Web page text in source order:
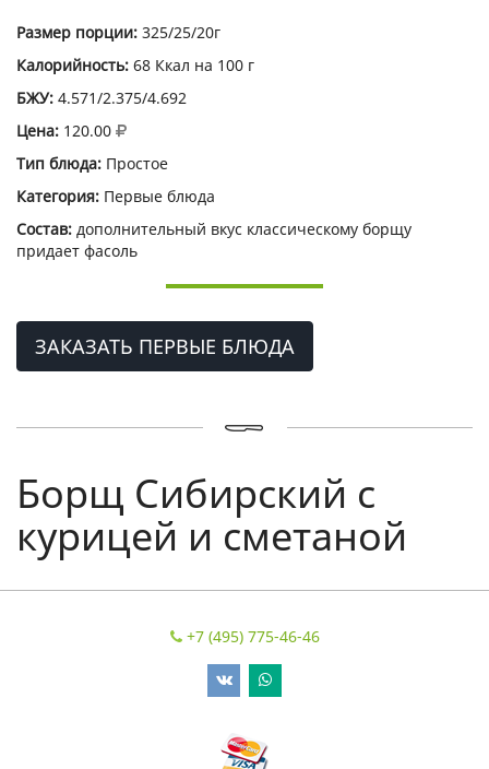
Размер порции: 325/25/20г
Калорийность: 68 Ккал на 100 г
БЖУ: 4.571/2.375/4.692
Цена: 120.00
Тип блюда: Простое
Категория: Первые блюда
Состав: дополнительный вкус классическому борщу
придает фасоль
ЗАКАЗАТЬ ПЕРВЫЕ БЛЮДА
Борщ Сибирский c
курицей и сметаной
+7 (495) 775-46-46